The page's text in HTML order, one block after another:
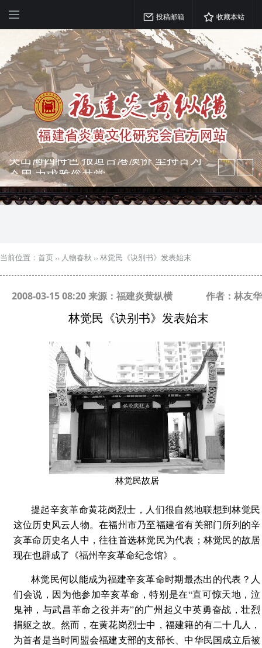
投稿邮箱 收藏本站
弘扬优秀文化 振奋民族精神 介绍民族
瑰宝 宣传中华精英
突出海西特色 报道台港澳侨 坚持古为
当前位置： 首页 ›› 人物春秋 ›› 林觉民《诀别书》发表始末
2008-03-15 08:20 来源：福建炎黄纵横
作者：林友华
林觉民《诀别书》发表始末
林觉民故居
提起辛亥革命黄花岗烈士，人们很自然地联想到林觉民
这位历史风云人物。在福州市乃至福建省有关部门所列的辛
亥革命历史名人中，往往首选林觉民为代表；林觉民的故居
现在也辟成了《福州辛亥革命纪念馆》。
林觉民何以能成为福建辛亥革命时期最杰出的代表？人
们会说，因为他参加辛亥革命，特别是在“直可惊天地，泣
鬼神，与武昌革命之役并寿”的广州起义中英勇奋战，壮烈
捐躯之故。然而，在黄花岗烈士中，福建籍的有二十几人，
为首者是当时同盟会福建支部的支部长、中华民国成立后被